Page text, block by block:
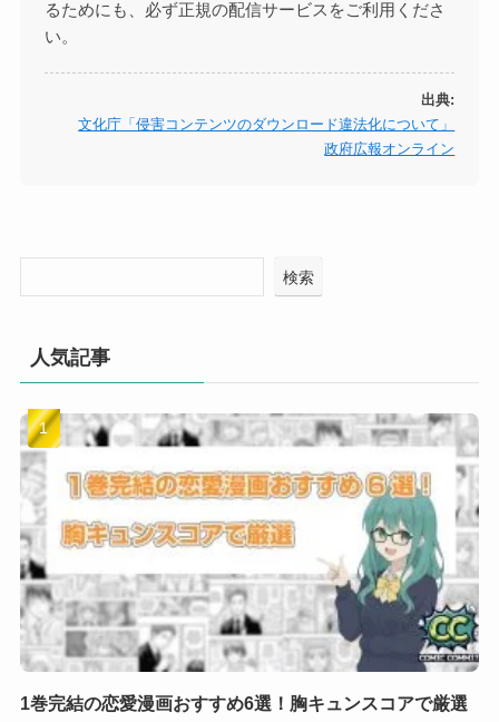
るためにも、必ず正規の配信サービスをご利用くださ
い。
出典:
文化庁「侵害コンテンツのダウンロード違法化について」
政府広報オンライン
検索
人気記事
1巻完結の恋愛漫画おすすめ6選！胸キュンスコアで厳選